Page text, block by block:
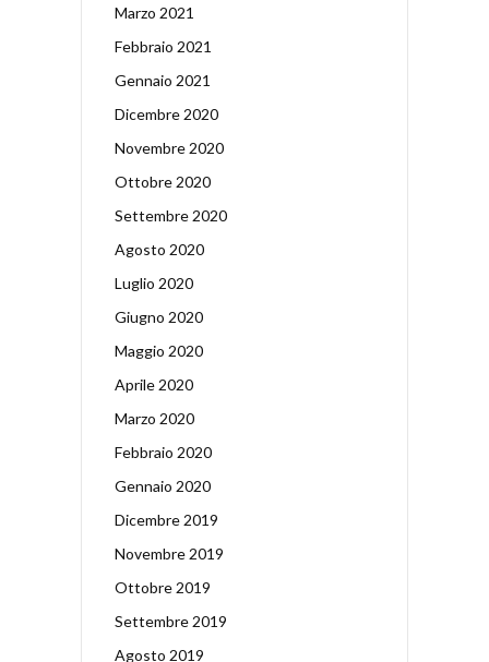
Marzo 2021
Febbraio 2021
Gennaio 2021
Dicembre 2020
Novembre 2020
Ottobre 2020
Settembre 2020
Agosto 2020
Luglio 2020
Giugno 2020
Maggio 2020
Aprile 2020
Marzo 2020
Febbraio 2020
Gennaio 2020
Dicembre 2019
Novembre 2019
Ottobre 2019
Settembre 2019
Agosto 2019